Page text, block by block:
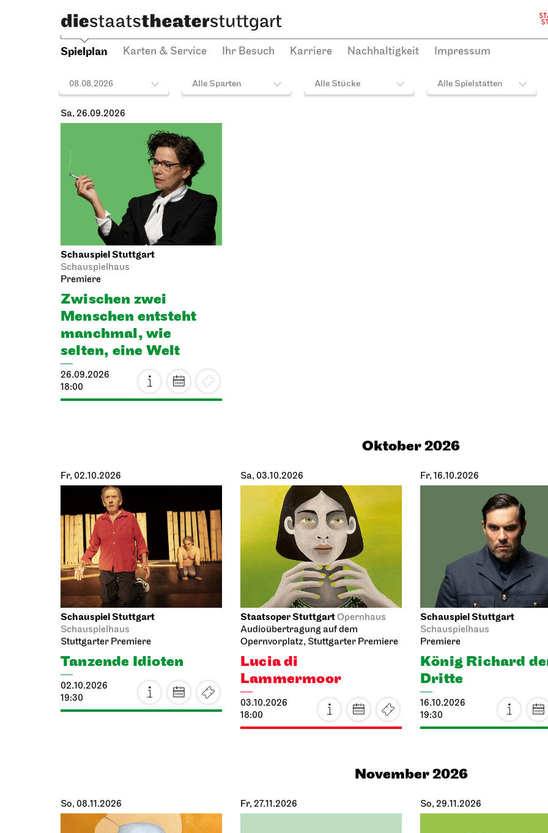
Spielplan Karten & Service Ihr Besuch Karriere Nachhaltigkeit Impressum
08.08.2026 Alle Sparten Alle Stücke Alle Spielstätten
Sa, 26.09.2026
Schauspiel Stuttgart
Schauspielhaus
Premiere
Zwischen zwei
Menschen ent­steht
manch­mal, wie
selten, eine Welt
26.09.2026
18:00
Oktober 2026
Fr, 02.10.2026
Schauspiel Stuttgart
Schauspielhaus
Stuttgarter Premiere
Tanzende Idioten
02.10.2026
19:30
Sa, 03.10.2026
Staatsoper StuttgartOpernhaus
Audioübertragung auf dem
Opernvorplatz, Stuttgarter Premiere
Lucia di
Lammermoor
03.10.2026
18:00
Fr, 16.10.2026
Schauspiel Stuttgart
Schauspielhaus
Premiere
König Richard
Dritte
16.10.2026
19:30
November 2026
So, 08.11.2026 Fr, 27.11.2026 So, 29.11.2026